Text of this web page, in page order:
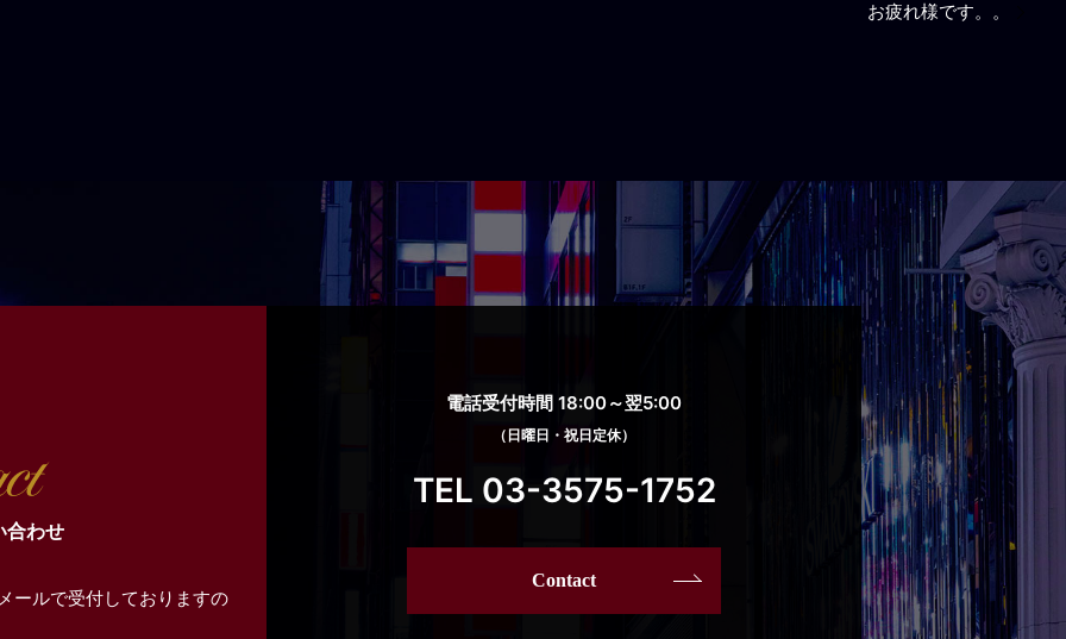
お疲れ様です。。
合わせ
ールで受付しておりますの
電話受付時間 18:00～翌5:00
（日曜日・祝日定休）
TEL 03-3575-1752
Contact